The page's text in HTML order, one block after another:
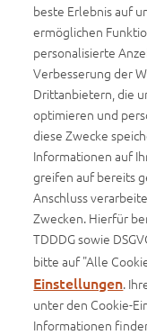
beste Erlebnis auf
ermöglichen
personalisierte
Verbesserung der
Drittanbietern, die
optimieren und
diese Zwecke
Informationen auf
greifen auf bereits
Anschluss
Zwecken. Hierfür
TDDDG sowie
bitte auf "Alle
Einstellungen.
unter den Cookie-
Informationen